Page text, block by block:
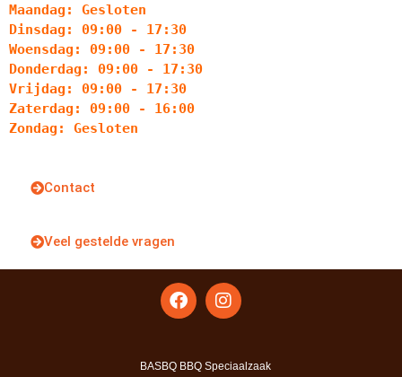
Maandag: Gesloten
Dinsdag: 09:00 - 17:30
Woensdag: 09:00 - 17:30
Donderdag: 09:00 - 17:30
Vrijdag: 09:00 - 17:30
Zaterdag: 09:00 - 16:00
Zondag: Gesloten
Contact
Veel gestelde vragen
BASBQ BBQ Speciaalzaak